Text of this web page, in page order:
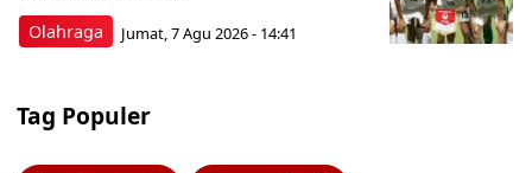
Olahraga Jumat, 7 Agu 2026 - 14:41
Tag Populer